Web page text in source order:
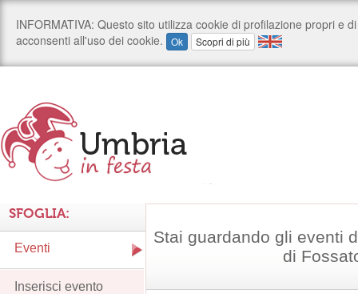
Stai guardando gli eventi
di
SFOGLIA:
Eventi
Inserisci evento